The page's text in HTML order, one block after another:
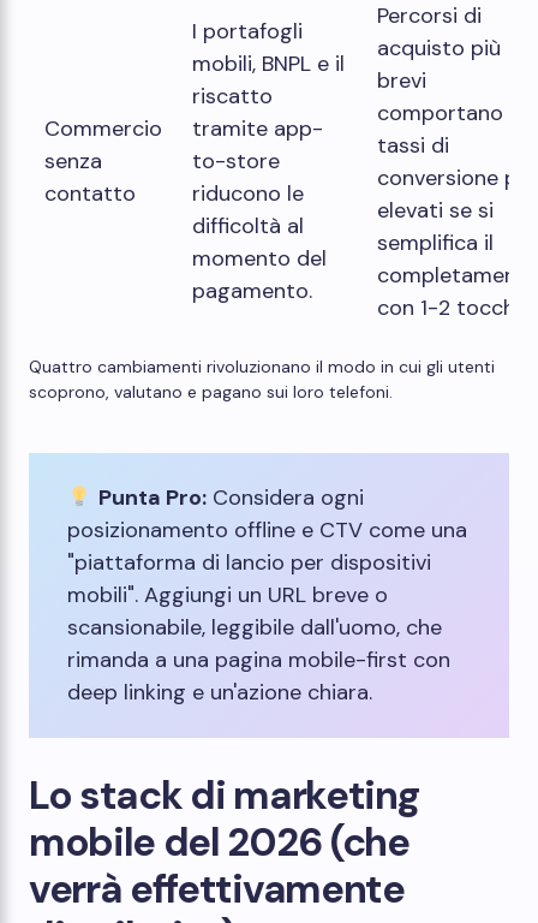
Commercio
senza
contatto
I portafogli
mobili, BNPL e il
riscatto
tramite app-
to-store
riducono le
difficoltà al
momento del
pagamento.
Percorsi di
acquisto più
brevi
comportano
tassi di
conversione più
elevati se si
semplifica il
completamento
con 1-2 tocchi.
Quattro cambiamenti rivoluzionano il modo in cui gli utenti
scoprono, valutano e pagano sui loro telefoni.
Punta Pro:Considera ogni
posizionamento offline e CTV come una
"piattaforma di lancio per dispositivi
mobili". Aggiungi un URL breve o
scansionabile, leggibile dall'uomo, che
rimanda a una pagina mobile-first con
deep linking e un'azione chiara.
Lo stack di marketing
mobile del 2026 (che
verrà effettivamente